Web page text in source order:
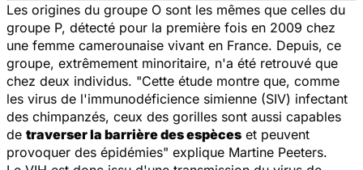
Les origines du groupe O sont les mêmes que celles du
groupe P, détecté pour la première fois en 2009 chez
une femme camerounaise vivant en France. Depuis, ce
groupe, extrêmement minoritaire, n'a été retrouvé que
chez deux individus. "Cette étude montre que, comme
les virus de l'immunodéficience simienne (SIV) infectant
des chimpanzés, ceux des gorilles sont aussi capables
de traverser la barrière des espèces et peuvent
provoquer des épidémies" explique Martine Peeters.